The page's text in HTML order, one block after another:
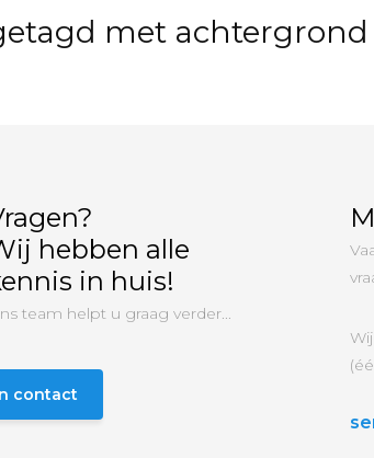
met
hebben alle
in huis!
team helpt u graag verder...
contact